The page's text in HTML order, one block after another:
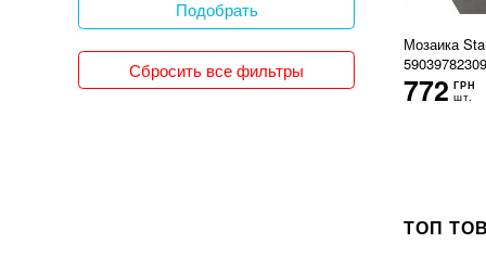
Мозаика
772 ГРН
шт.
ТОП
120x300
12x25
150x150
150x300
Подобрать
Сбросить все фильтры